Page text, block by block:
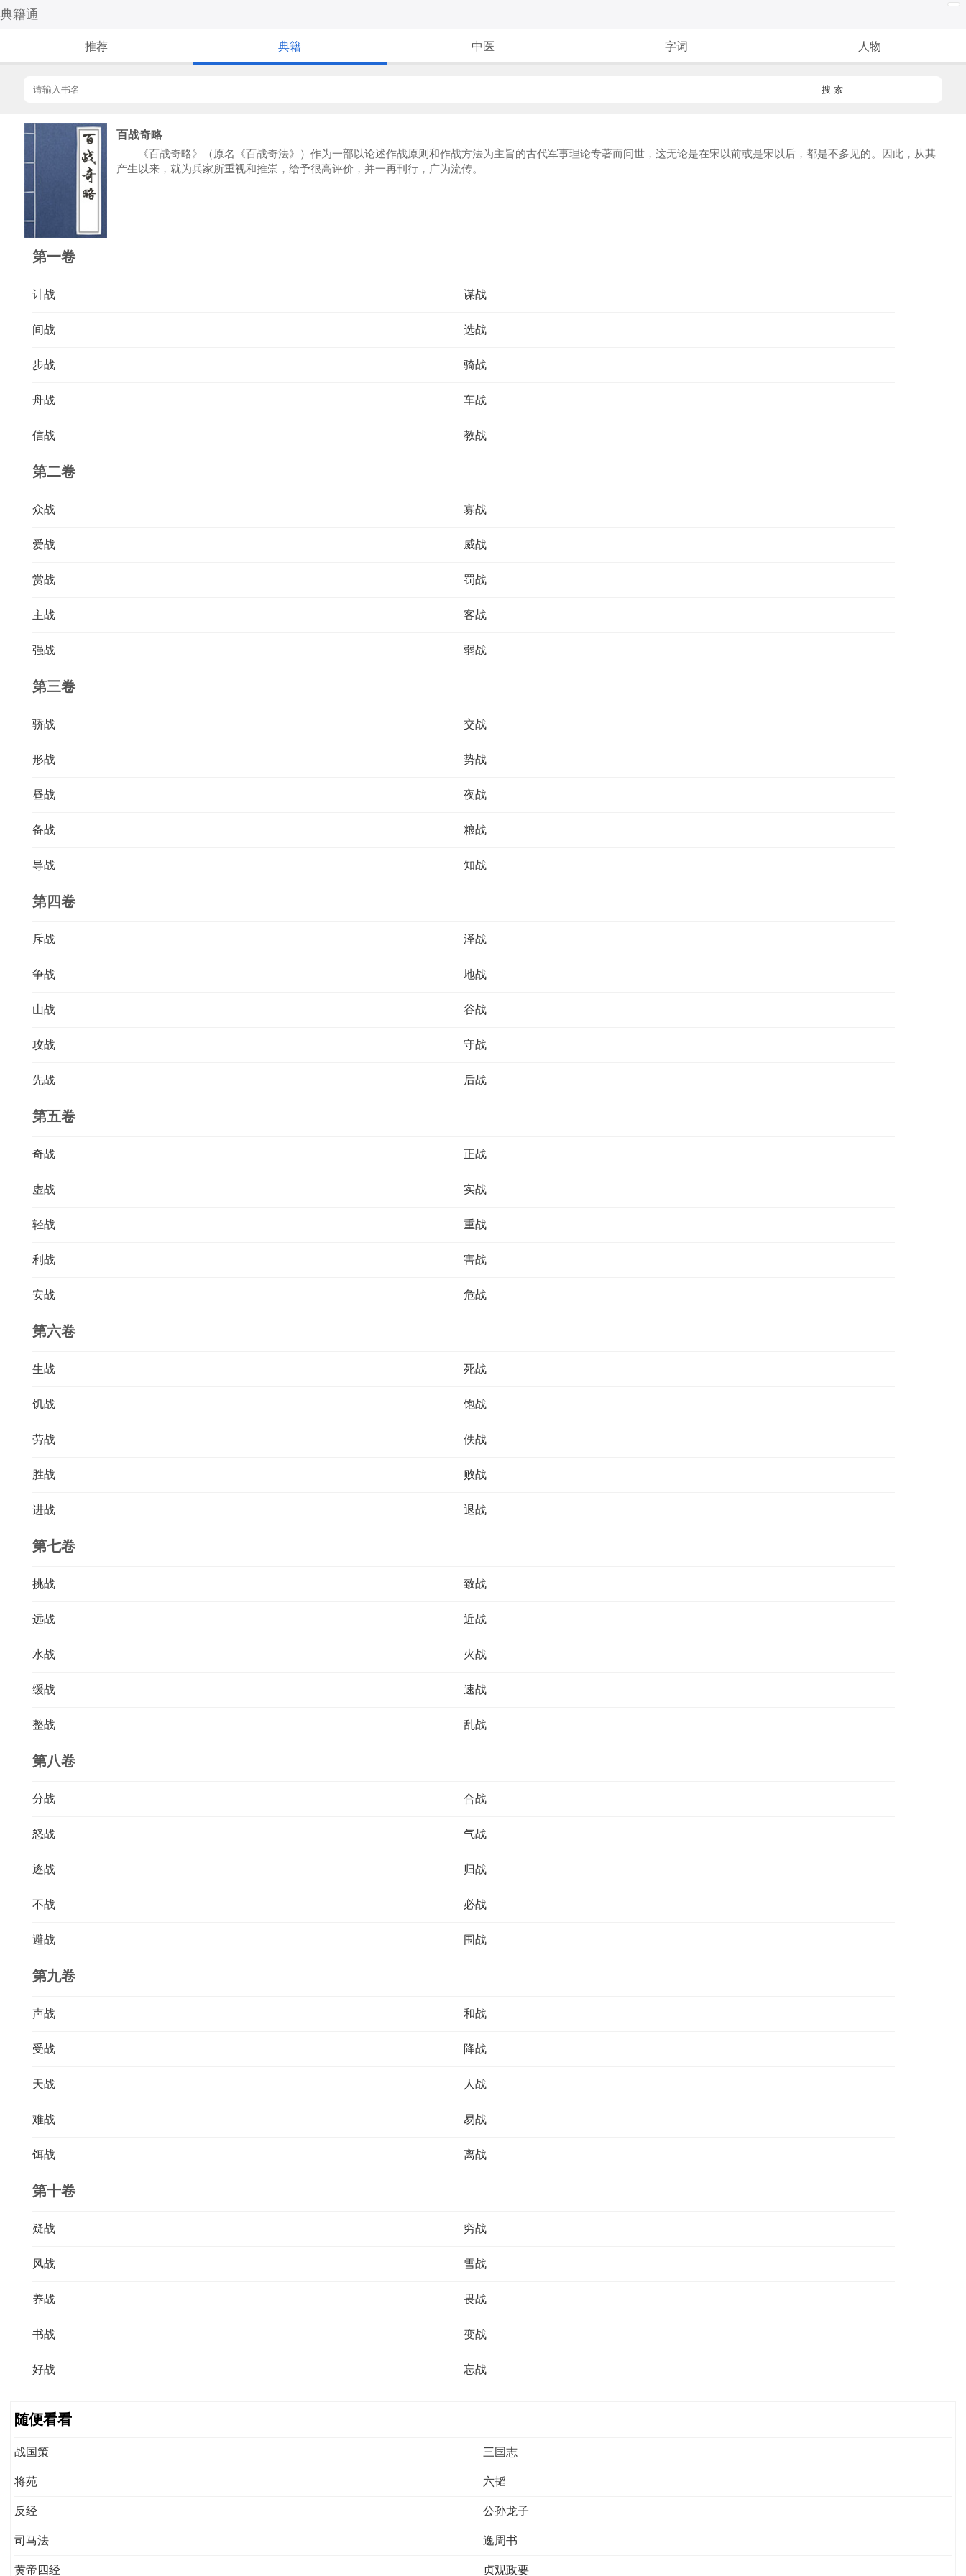
典籍通
推荐 典籍 中医 字词 人物
搜 索
百战奇略
《百战奇略》（原名《百战奇法》）作为一部以论述作战原则和作战方法为主旨的古代军事理论专著而问世，这无论是在宋以前或是宋以后，都是不多见的。因此，从其
产生以来，就为兵家所重视和推崇，给予很高评价，并一再刊行，广为流传。
第一卷
计战 谋战
间战 选战
步战 骑战
舟战 车战
信战 教战
第二卷
众战 寡战
爱战 威战
赏战 罚战
主战 客战
强战 弱战
第三卷
骄战 交战
形战 势战
昼战 夜战
备战 粮战
导战 知战
第四卷
斥战 泽战
争战 地战
山战 谷战
攻战 守战
先战 后战
第五卷
奇战 正战
虚战 实战
轻战 重战
利战 害战
安战 危战
第六卷
生战 死战
饥战 饱战
劳战 佚战
胜战 败战
进战 退战
第七卷
挑战 致战
远战 近战
水战 火战
缓战 速战
整战 乱战
第八卷
分战 合战
怒战 气战
逐战 归战
不战 必战
避战 围战
第九卷
声战 和战
受战 降战
天战 人战
难战 易战
饵战 离战
第十卷
疑战 穷战
风战 雪战
养战 畏战
书战 变战
好战 忘战
随便看看
战国策 三国志
将苑 六韬
反经 公孙龙子
司马法 逸周书
黄帝四经 贞观政要